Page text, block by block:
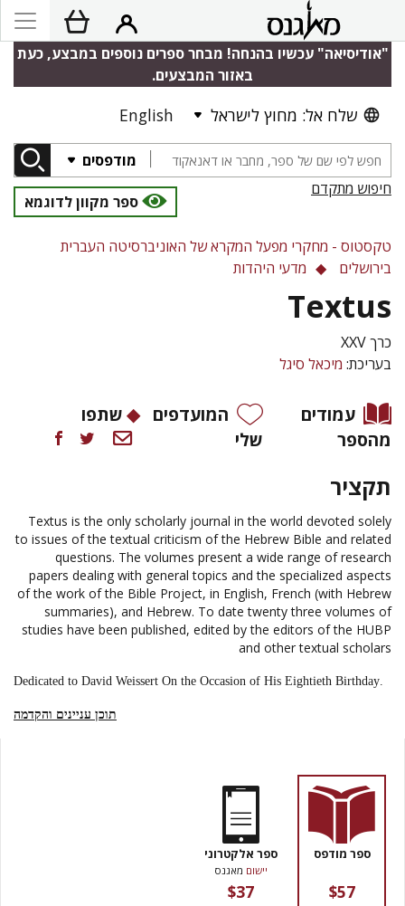
"אודיסיאה" עכשיו בהנחה! מבחר ספרים נוספים במבצע, כעת
באזור המבצעים.
שלח אל: מחוץ לישראל English
מודפסים
חיפוש מתקדם
ספר מקוון לדוגמא
טקסטוס - מחקרי מפעל המקרא של האוניברסיטה העברית
בירושלים
מדעי היהדות
Textus
כרך XXV
בעריכת: מיכאל סיגל
עמודים
מהספר
המועדפים
שלי
שתפו
תקציר
Textus is the only scholarly journal in the world devoted solely
to issues of the textual criticism of the Hebrew Bible and related
questions. The volumes present a wide range of research
papers dealing with general topics and the specialized aspects
of the work of the Bible Project, in English, French (with Hebrew
summaries), and Hebrew. To date twenty three volumes of
studies have been published, edited by the editors of the HUBP
and other textual scholars
.Dedicated to David Weissert
On the Occasion of His Eightieth Birthday
תוכן עניינים והקדמה
ספר מודפס
$57
ספר אלקטרוני
יישום מאגנס
$37